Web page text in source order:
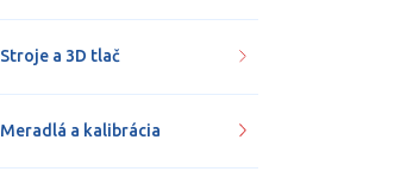
Stroje a 3D tlač
Meradlá a kalibrácia